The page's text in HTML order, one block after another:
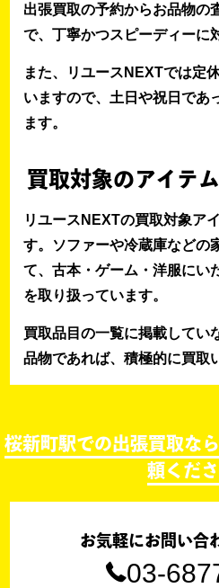
出張買取の予約からお品物の
で、丁寧かつスピーディーに
また、リユースNEXTでは定
いますので、土日や祝日であ
ます。
買取対象のアイテ
リユースNEXTの買取対象ア
す。ソファーや冷蔵庫などの
て、古本・ゲーム・洋服にい
を取り扱っています。
買取品目の一覧に掲載してい
品物であれば、積極的に買取
桜新町駅での出張買取な
頼くださ
お気軽にお問い合
03-